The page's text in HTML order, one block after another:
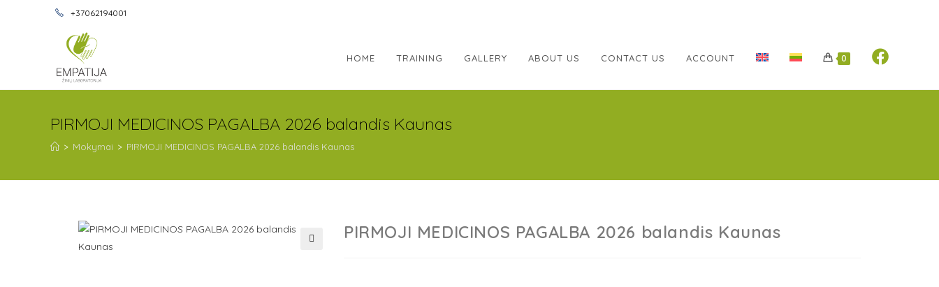
+37062194001
HOME TRAINING GALLERY ABOUT US CONTACT US ACCOUNT 0
PIRMOJI MEDICINOS PAGALBA 2026 balandis Kaunas
> Mokymai > PIRMOJI MEDICINOS PAGALBA 2026 balandis Kaunas
PIRMOJI MEDICINOS PAGALBA 2026 balandis Kaunas